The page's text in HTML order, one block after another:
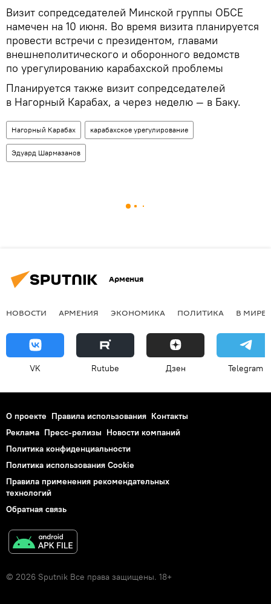
Визит сопредседателей Минской группы ОБСЕ
намечен на 10 июня. Во время визита планируется
провести встречи с президентом, главами
внешнеполитического и оборонного ведомств
по урегулированию карабахской проблемы
Планируется также визит сопредседателей
в Нагорный Карабах, а через неделю — в Баку.
Нагорный Карабах карабахское урегулирование
Эдуард Шармазанов
Армения
НОВОСТИ АРМЕНИЯ ЭКОНОМИКА ПОЛИТИКА В МИРЕ
VK Rutube Дзен Telegram
О проекте Правила использования Контакты
Реклама Пресс-релизы Новости компаний
Политика конфиденциальности
Политика использования Cookie
Правила применения рекомендательных
технологий
Обратная связь
© 2026 Sputnik Все права защищены. 18+